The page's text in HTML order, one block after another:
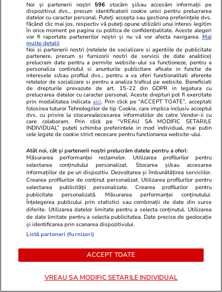
Sănătate și Fitness 15:23
Guvernul a deblocat 22 de
posturi la Spitalul „Maria Curie”.
Când vor ajunge, de fapt, primii
asistenți medicali la patul copiilor
și ce se întâmplă cu restul
spitalelor
Lifestyle
Tinerii din
părinți când
viața lor:
au
Lifestyle
Semnele deshidratării și cum să
Noi și partenerii noștri 596 stocăm și/sau accesăm informații pe
dispozitivul dvs., precum identificatorii cookie unici pentru prelucrarea
datelor cu caracter personal. Puteți accepta sau gestiona preferințele dvs.
făcând clic mai jos, respectiv vă puteți opune utilizării unui interes legitim
în orice moment pe pagina cu politica de confidențialitate. Aceste alegeri
vor fi raportate partenerilor noștri și nu vă vor afecta navigarea. Mai
multe detalii
Noi si partenerii nostri (retelele de socializare si agentiile de publicitate
partenere, precum si furnizorii nostri de servicii de date analitice)
prelucram date pentru a permite website-ului sa functioneze, pentru a
personaliza continutul si anunturile publicitare afisate in functie de
interesele si/sau profilul dvs., pentru a va oferi functionalitati aferente
retelelor de socializare si pentru a analiza traficul pe website. Beneficiati
de drepturile prevazute de art. 15-22 din GDPR in legatura cu
prelucrarea datelor cu caracter personal. Aceste drepturi pot fi exercitate
prin modalitatea indicataaici. Prin click pe “ACCEPT TOATE”, acceptati
folosirea tuturor Tehnologiilor de tip Cookie, care implica inclusiv acceptul
dvs. cu privire la stocarea/accesarea informatiilor de catre Vendor-ii cu
care colaboram. Prin click pe “VREAU SA MODIFIC SETARILE
INDIVIDUAL” puteti schimba preferintele in mod individual, mai putin
cele legate de cookie strict necesare pentru functionarea website-ului.
Atât noi, cât și partenerii noștri prelucrăm datele pentru a oferi:
Măsurarea performanței reclamelor. Utilizarea profilurilor pentru
selectarea conținutului personalizat. Stocarea și/sau accesarea
informațiilor de pe un dispozitiv. Dezvoltarea și îmbunătățirea serviciilor.
Crearea profilurilor de conținut personalizat. Utilizarea profilurilor pentru
selectarea publicității personalizate. Crearea profilurilor pentru
publicitate personalizată. Măsurarea performanței conținutului.
Înțelegerea publicului prin statistici sau combinații de date din surse
diferite. Utilizarea datelor limitate pentru a selecta conținutul. Utilizarea
de date limitate pentru a selecta publicitatea. Date precise de geolocație
și identificarea prin scanarea dispozitivului.
Listă parteneri (furnizori)
ACCEPT TOATE
VREAU SA MODIFIC SETARILE INDIVIDUAL